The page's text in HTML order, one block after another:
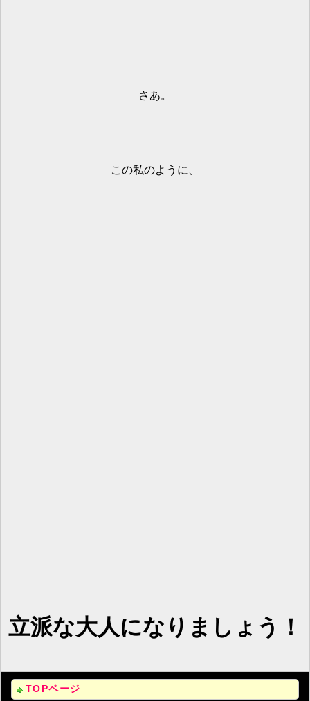
さあ。
この私のように、
立派な大人になりましょう！
TOPページ